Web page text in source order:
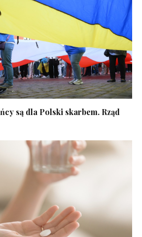
są dla Polski skarbem. Rząd